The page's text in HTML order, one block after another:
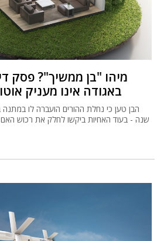
מיהו "בן ממשיך"? פסק
באגודה אינו מעניק
שנה - בעוד האחיות ביקשו לחלק את רכוש